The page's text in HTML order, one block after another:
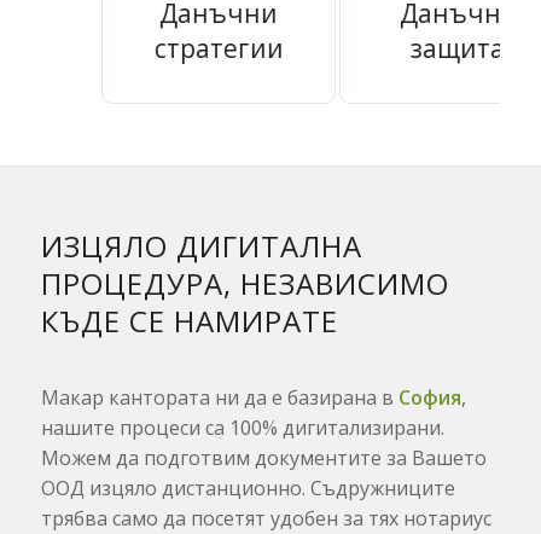
Данъчни
стратегии
Данъчна
защита
ИЗЦЯЛО ДИГИТАЛНА
ПРОЦЕДУРА, НЕЗАВИСИМО
КЪДЕ СЕ НАМИРАТЕ
Макар кантората ни да е базирана в София,
нашите процеси са 100% дигитализирани.
Можем да подготвим документите за Вашето
ООД изцяло дистанционно. Съдружниците
трябва само да посетят удобен за тях нотариус